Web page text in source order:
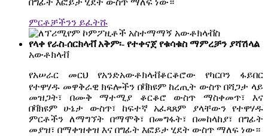
በግፊት እፎይታ ሂደት ውስጥ ማለፍ ነው።
ምርቶቻችንን ይፈትሹ
የላቀ የራስ-ሰርክላቭ አቅም፡- የተቀናጀ የቁሳቁስ ማምረቻን ያሻሽላል
አውቶክላቭ
የአሠራር መርህ የአንድአውቶክላቭቆርቆሮው የካርቦን ፋይበር
የተዋሃዱ መዋቅራዊ ክፍሎችን በቫክዩም ከረጢት ውስጥ በሻጋታ ላይ
መዝጋት፣ በሙቅ ማተሚያ ቆርቆሮ ውስጥ ማስቀመጥ፣ እና
በቫክዩም ሁኔታ ውስጥ፣ ከፍተኛ አፈጻጸም ያላቸውን የተዋሃዱ
ምርቶችን ለማግኘት በማሞቅ፣ በመግፋት፣ በመከላከያ፣ በግፊት
መያዝ፣ በማቀዝቀዝ እና በግፊት እፎይታ ሂደት ውስጥ ማለፍ ነው።